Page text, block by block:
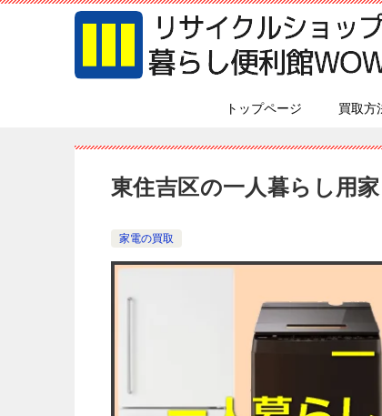
トップページ 買取方
東住吉区の一人暮らし用
家電の買取